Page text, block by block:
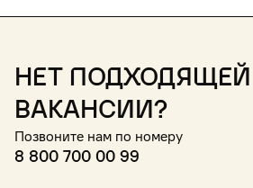
Нет подходящей
вакансии?
Позвоните нам по номеру
8 800 700 00 99